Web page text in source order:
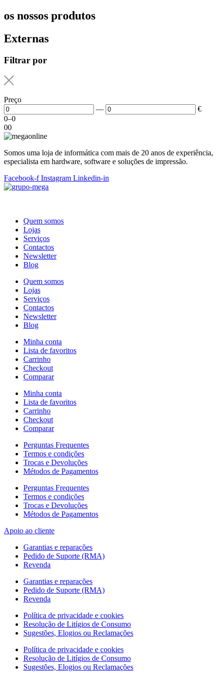
os nossos produtos
Externas
Filtrar por
Preço
—
€
0–0
00
Somos uma loja de informática com mais de 20 anos de experiência,
especialista em hardware, software e soluções de impressão.
Facebook-f Instagram Linkedin-in
Quem somos
Lojas
Serviços
Contactos
Newsletter
Blog
Quem somos
Lojas
Serviços
Contactos
Newsletter
Blog
Minha conta
Lista de favoritos
Carrinho
Checkout
Comparar
Minha conta
Lista de favoritos
Carrinho
Checkout
Comparar
Perguntas Frequentes
Termos e condições
Trocas e Devoluções
Métodos de Pagamentos
Perguntas Frequentes
Termos e condições
Trocas e Devoluções
Métodos de Pagamentos
Apoio ao cliente
Garantias e reparações
Pedido de Suporte (RMA)
Revenda
Garantias e reparações
Pedido de Suporte (RMA)
Revenda
Política de privacidade e cookies
Resolução de Litígios de Consumo
Sugestões, Elogios ou Reclamações
Política de privacidade e cookies
Resolução de Litígios de Consumo
Sugestões, Elogios ou Reclamações